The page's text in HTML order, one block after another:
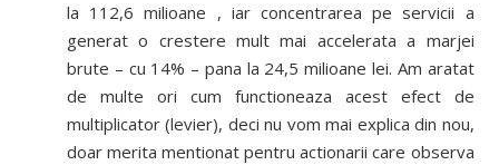
la 112,6 milioane , iar concentrarea pe servicii a
generat o crestere mult mai accelerata a marjei
brute – cu 14% – pana la 24,5 milioane lei. Am aratat
de multe ori cum functioneaza acest efect de
multiplicator (levier), deci nu vom mai explica din nou,
doar merita mentionat pentru actionarii care observa